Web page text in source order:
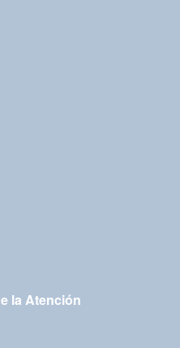
la Atención